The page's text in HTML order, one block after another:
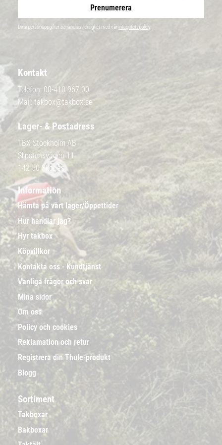
Prenumerera
Dina personuppgifter behandlas i enlighet med vår integritetspolicy
Kontakt
Telefon: 08-410 967 00
Mail: takbox@takbox.se
Lager- & Postadress
TBX Stockholm AB
Slipstensvägen 11
142 50 Skogås
Information
Hämta på vårt lager/Öppettider
Hur handlar jag?
Hyr takbox
Köpvillkor
Kontakta oss - Kundtjänst
Vanliga frågor och svar
Mina sidor
Om oss
Policy och cookies
Reklamation och retur
Registrera din Thule-produkt
Blogg
Sortiment
Takboxar
Bakboxar